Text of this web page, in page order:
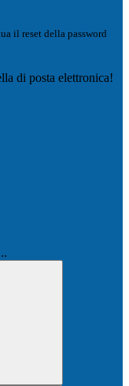
il reset della password
di posta elettronica!